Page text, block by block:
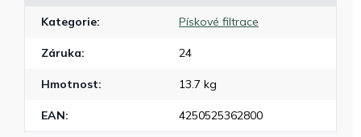
Kategorie: Pískové filtrace
Záruka: 24
Hmotnost: 13.7 kg
EAN: 4250525362800